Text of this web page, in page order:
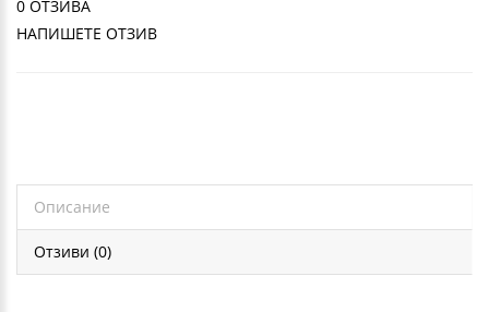
0 ОТЗИВА
НАПИШЕТЕ ОТЗИВ
Описание
Отзиви (0)